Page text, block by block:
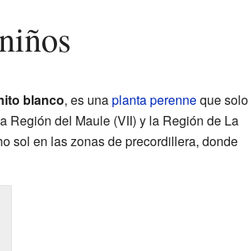
blanco, es unaplanta perenneque solo
Región del Maule (VII) y la Región de La
sol en las zonas de precordillera, donde